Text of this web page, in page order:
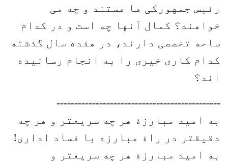
رئیس جمهورکی ها هستند و چه می
خواهند؟ کمال آنها چه است و در کدام
ساحه تخصصی دارند، در هفده سال گذشته
کدام کاری خیری را به انجام رسانیده
اند؟
----------------------------------------------
به امید مبارزۀ هر چه سریعتر و هر چه
دقیقتر در راۀ مبارزه با فساد اداری!
به امید مبارزۀ هر چه سریعتر و